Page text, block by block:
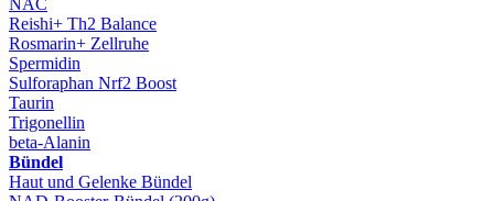
NAC
Reishi+ Th2 Balance
Rosmarin+ Zellruhe
Spermidin
Sulforaphan Nrf2 Boost
Taurin
Trigonellin
beta-Alanin
Bündel
Haut und Gelenke Bündel